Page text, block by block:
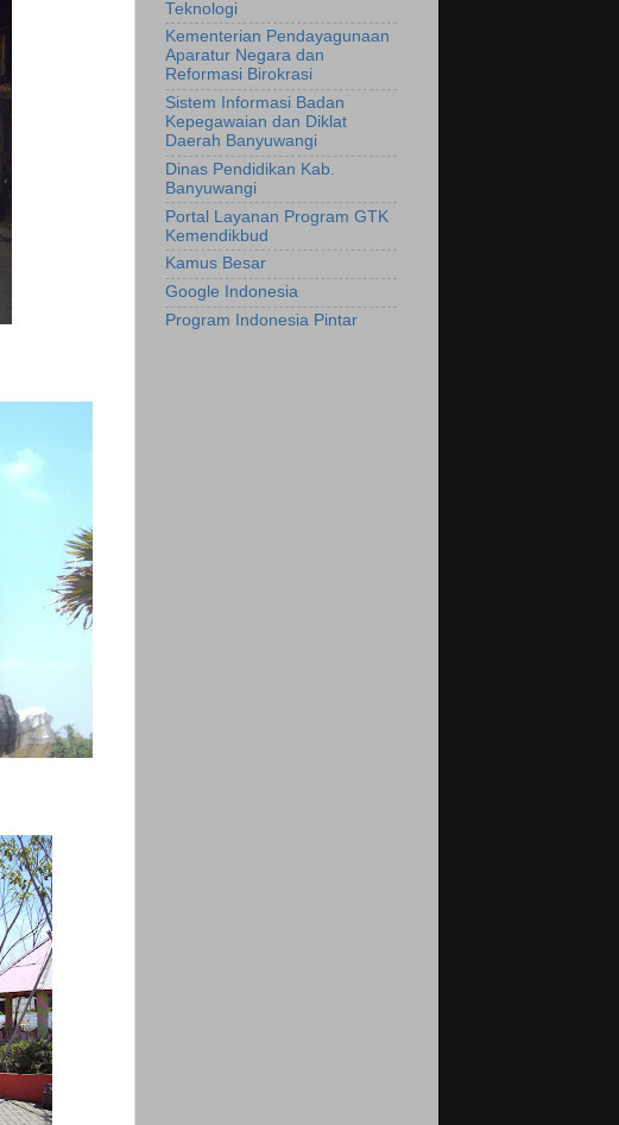
Teknologi
Kementerian Pendayagunaan
Aparatur Negara dan
Reformasi Birokrasi
Sistem Informasi Badan
Kepegawaian dan Diklat
Daerah Banyuwangi
Dinas Pendidikan Kab.
Banyuwangi
Portal Layanan Program GTK
Kemendikbud
Kamus Besar
Google Indonesia
Program Indonesia Pintar